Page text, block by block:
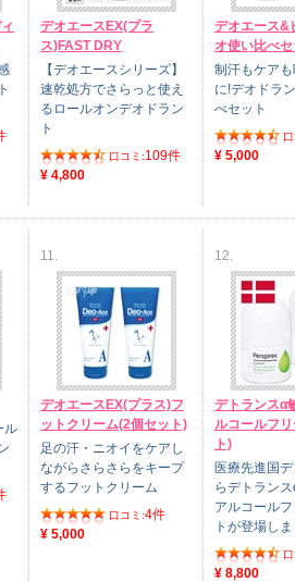
デオエースEX(プラ
ス)FAST DRY
【デオエースシリーズ】
速乾処方でさらっと使え
るロールオンデオドラン
ト
口コミ:109件
¥ 4,800
デオエース&
オ使い比べセ
制汗もケア
に!デオドラ
べセット
¥ 5,000
ル
11.
デオエースEX(プラス)フ
ットクリーム(2個セット)
足の汗・ニオイをケアし
ながらさらさらをキープ
するフットクリーム
口コミ:4件
¥ 5,000
12.
デトランスα
ルコールフ
ト)
医療先進国
らデトラン
アルコール
トが登場し
¥ 8,800